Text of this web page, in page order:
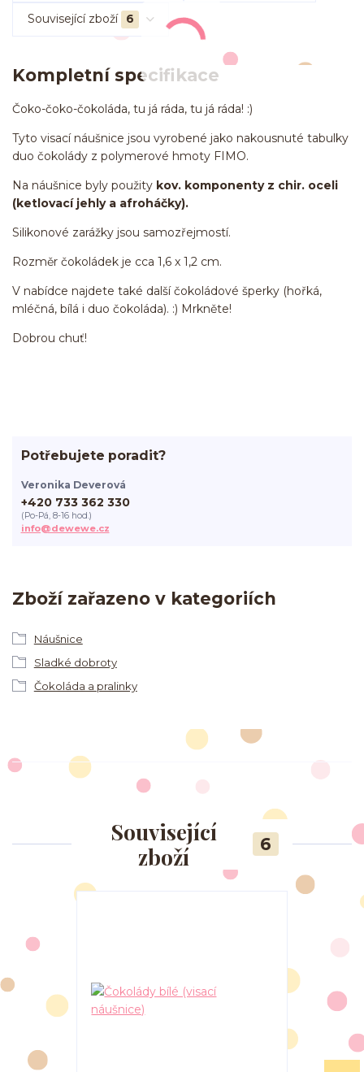
Související zboží 6
Kompletní specifikace
Čoko-čoko-čokoláda, tu já ráda, tu já ráda! :)
Tyto visací náušnice jsou vyrobené jako nakousnuté tabulky
duo čokolády z polymerové hmoty FIMO.
Na náušnice byly použity kov. komponenty z chir. oceli
(ketlovací jehly a afroháčky).
Silikonové zarážky jsou samozřejmostí.
Rozměr čokoládek je cca 1,6 x 1,2 cm.
V nabídce najdete také další čokoládové šperky (hořká,
mléčná, bílá i duo čokoláda). :) Mrkněte!
Dobrou chuť!
Zboží zařazeno v kategoriích
Náušnice
Sladké dobroty
Čokoláda a pralinky
Potřebujete poradit?
Veronika Deverová
+420 733 362 330
(Po-Pá, 8-16 hod.)
info@dewewe.cz
Související
zboží
6